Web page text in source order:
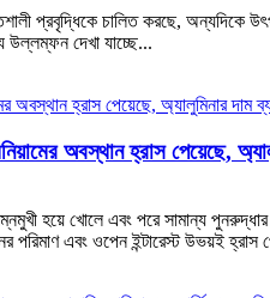
প্রবৃদ্ধিকে চালিত করছে,
উল্লম্ফন দেখা যাচ্ছে...
অবস্থান হ্রাস পেয়েছে,
হয়ে খোলে এবং পরে সামান্য
পরিমাণ এবং ওপেন ইন্টারেস্ট উভয়ই